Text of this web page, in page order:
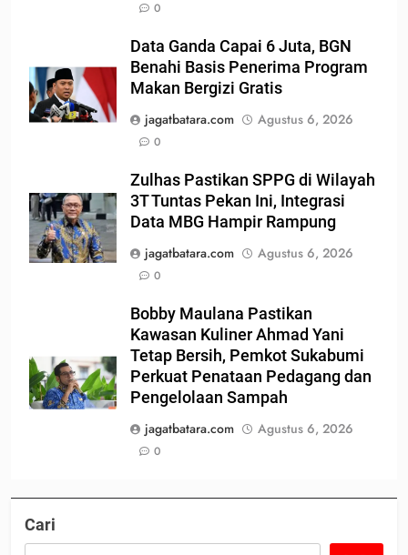
0
Data Ganda Capai 6 Juta, BGN
Benahi Basis Penerima Program
Makan Bergizi Gratis
jagatbatara.com
Agustus 6, 2026
0
Zulhas Pastikan SPPG di Wilayah
3T Tuntas Pekan Ini, Integrasi
Data MBG Hampir Rampung
jagatbatara.com
Agustus 6, 2026
0
Bobby Maulana Pastikan
Kawasan Kuliner Ahmad Yani
Tetap Bersih, Pemkot Sukabumi
Perkuat Penataan Pedagang dan
Pengelolaan Sampah
jagatbatara.com
Agustus 6, 2026
0
Cari